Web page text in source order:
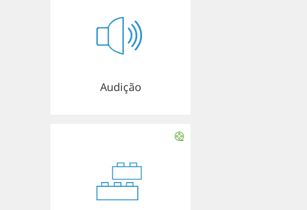
Audição